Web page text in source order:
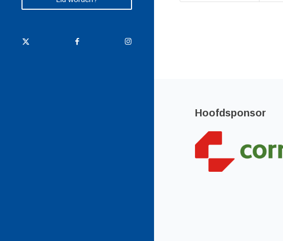
Hoofdsponsor